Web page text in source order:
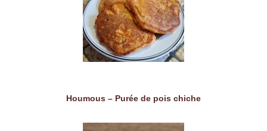
Houmous – Purée de pois chiche